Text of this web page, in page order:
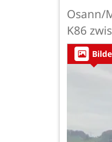
Osann/
K86